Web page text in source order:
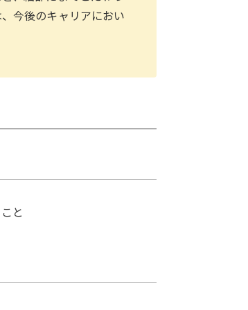
今後のキャリアにおい
と